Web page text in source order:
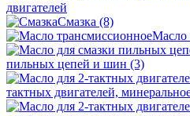
двигателей
Смазка (8)
Масло
пильных цепей и шин (3)
тактных двигателей,